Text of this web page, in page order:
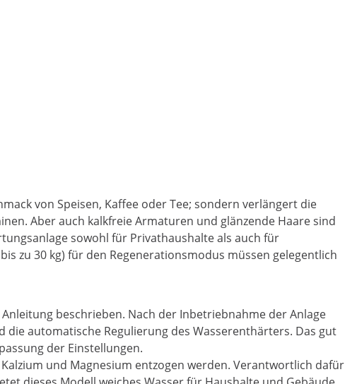
von Speisen, Kaffee oder Tee; sondern verlängert die
Aber auch kalkfreie Armaturen und glänzende Haare sind
sowohl für Privathaushalte als auch für
zu 30 kg) für den Regenerationsmodus müssen gelegentlich
beschrieben. Nach der Inbetriebnahme der Anlage
automatische Regulierung des Wasserenthärters. Das gut
der Einstellungen.
und Magnesium entzogen werden. Verantwortlich dafür